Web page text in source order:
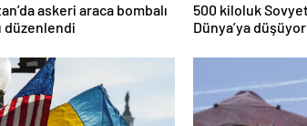
askeri araca bombalı
düzenlendi
500 kiloluk
Dünya’ya